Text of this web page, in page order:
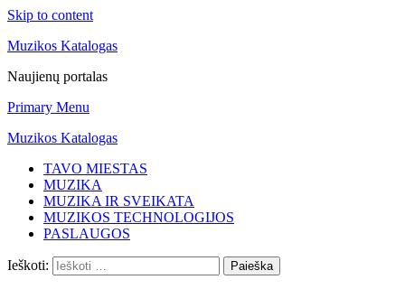
Skip to content
Muzikos Katalogas
Naujienų portalas
Primary Menu
Muzikos Katalogas
TAVO MIESTAS
MUZIKA
MUZIKA IR SVEIKATA
MUZIKOS TECHNOLOGIJOS
PASLAUGOS
Ieškoti: